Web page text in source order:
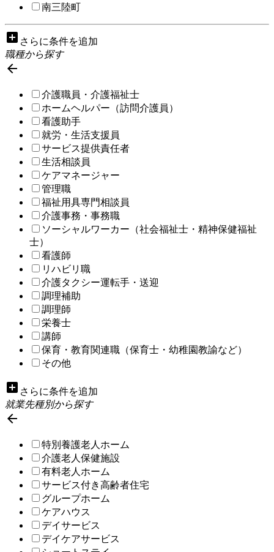
南三陸町
add_box さらに条件を追加
職種から探す

介護職員・介護福祉士
ホームヘルパー（訪問介護員）
看護助手
就労・生活支援員
サービス提供責任者
生活相談員
ケアマネージャー
管理職
福祉用具専門相談員
介護事務・事務職
ソーシャルワーカー（社会福祉士・精神保健福祉
士）
看護師
リハビリ職
介護タクシー運転手・送迎
調理補助
調理師
栄養士
講師
保育・教育関連職（保育士・幼稚園教諭など）
その他
add_box さらに条件を追加
就業先種別から探す

特別養護老人ホーム
介護老人保健施設
有料老人ホーム
サービス付き高齢者住宅
グループホーム
ケアハウス
デイサービス
デイケアサービス